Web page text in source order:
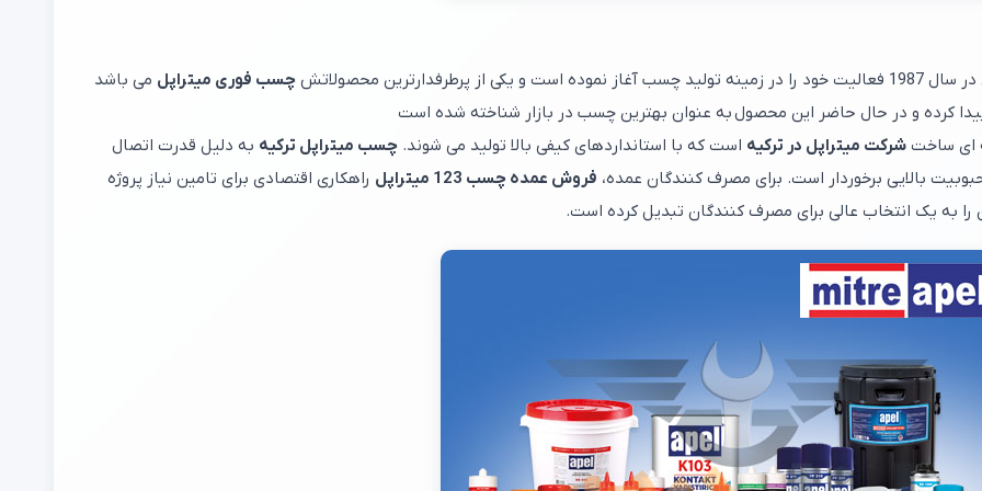
محصولاتش چسب فوری میتراپل می باشد
کرده و در حال حاضر این محصول به عنوان بهترین چسب در بازار شناخته شده است
ای ساخت شرکت میتراپل در ترکیه است که با استانداردهای کیفی بالا تولید می شوند. چسب میتراپل ترکیه به دلیل قدرت اتصال
بالایی برخوردار است. برای مصرف کنندگان عمده، فروش عمده چسب 123 میتراپل
راهکاری اقتصادی برای تامین نیاز پروژه
را به یک انتخاب عالی برای مصرف کنندگان تبدیل کرده است.